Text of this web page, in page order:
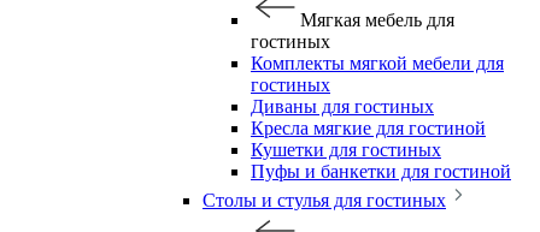
Мягкая мебель для
гостиных
Комплекты мягкой мебели для
гостиных
Диваны для гостиных
Кресла мягкие для гостиной
Кушетки для гостиных
Пуфы и банкетки для гостиной
Столы и стулья для гостиных